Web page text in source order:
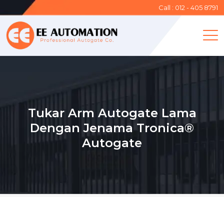
Call : 012 - 405 8791
Tukar Arm Autogate Lama
Dengan Jenama Tronica®
Autogate